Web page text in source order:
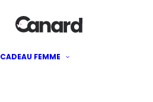
CADEAU FEMME
Mallette de docteur